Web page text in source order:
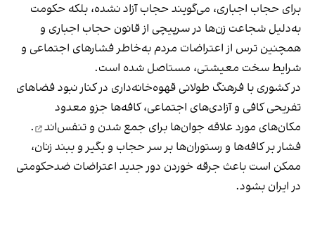
برای حجاب اجباری، می‌گویند حجاب آزاد نشده، بلکه حکومت
به‌دلیل شجاعت زن‌ها در سرپیچی از قانون حجاب اجباری و
همچنین ترس از اعتراضات مردم به‌خاطر فشارهای اجتماعی و
شرایط سخت معیشتی، مستاصل شده است.
در کشوری با فرهنگ طولانی قهوه‌‌خانه‌داری در کنار نبود فضاهای
تفریحی کافی و آزادی‌های اجتماعی، کافه‌ها جزو معدود
مکان‌های مورد علاقه جوان‌ها برای جمع شدن و تنفس‌اند
.
فشار بر کافه‌ها و رستوران‌ها بر سر حجاب و بگیر و ببند زنان،
ممکن است باعث جرقه خوردن دور جدید اعتراضات ضدحکومتی
در ایران بشود.